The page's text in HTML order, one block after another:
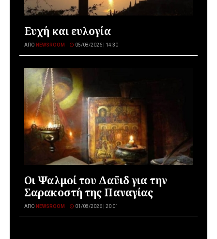
Ευχή και ευλογία
ΑΠΌ NEWSROOM 05/08/2026 | 14:30
Οι Ψαλμοί του Δαϋιδ για την
Σαρακοστή της Παναγίας
ΑΠΌ NEWSROOM 01/08/2026 | 20:01